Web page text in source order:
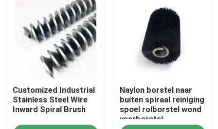
Thuis
Customized Industrial
Stainless Steel Wire
Inward Spiral Brush
Naylon borstel naar
buiten spiraal reiniging
spoel rolborstel wond
veerborstel